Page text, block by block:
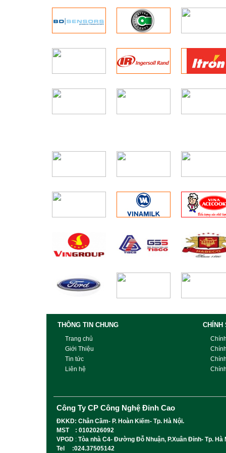
THÔNG TIN CHUNG
Trang chủ
Giới Thiệu
Tin tức
Liên hệ
CHÍNH
Công Ty CP Công Nghệ Đỉnh Cao
ĐKKD: Chân Cầm- P. Hoàn Kiếm- Tp. Hà Nội.
MST : 0102026092
VPGD : Tòa nhà C4- Đường Đỗ Nhuận, P.Xuân Đỉnh- Tp. Hà
Tel :024.37505142